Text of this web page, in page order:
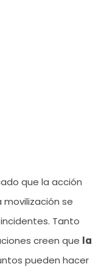
que la acción
movilización se
Tanto
creen que la
pueden hacer